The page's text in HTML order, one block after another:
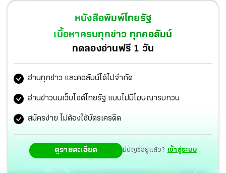
สาธารณสุขและศูนย์บริหารสถานการณ์การแพร่ระบาดของ
โรคติดเชื้อไวรัสโคโรนา 2019 (ศบค.) ได้ร่วมผลักดัน
มาตรการผ่อนปรนให้กองถ่ายภาพยนตร์ โทรทัศน์ โฆษณา
ทำงานต่อไปได้ภายใต้สถานการณ์การแพร่ระบาดของโรคโค
วิด-19 เพื่อขับเคลื่อนยุทธศาสตร์การส่งเสริมอุตสาหกรรม
ภาพยนตร์และวีดิทัศน์ ระยะที่ 3 (พ.ศ.2560-2564) โดย
เฉพาะยุทธศาสตร์ที่ 4 การส่งเสริมให้ต่างชาติเข้ามาผลิต
ภาพยนตร์และวีดิทัศน์ในประเทศไทย ทำให้ผู้สร้างภาพยนตร์
ต่างประเทศมั่นใจและเลือกประเทศไทยเป็นสถานที่ถ่ายทำ
หนังสือพิมพ์ไทยรัฐ
เนื้อหาครบทุกข่าว ทุกคอลัมน์
ทดลองอ่านฟรี 1 วัน
อ่านทุกข่าว และคอลัมน์ได้ไม่จำกัด
อ่านข่าวบนเว็บไซต์ไทยรัฐ แบบไม่มีโฆษณารบกวน
สมัครง่าย ไม่ต้องใช้บัตรเครดิต
ดูรายละเอียด มีบัญชีอยู่แล้ว? เข้าสู่ระบบ